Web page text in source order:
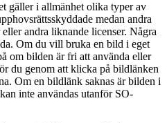
gäller i allmänhet olika typer av
medan andra
andra liknande licenser. Några
Om du vill bruka en bild i eget
om bilden är fri att använda eller
du genom att klicka på bildlänken
Om en bildlänk saknas är bilden i
inte användas utanför SO-